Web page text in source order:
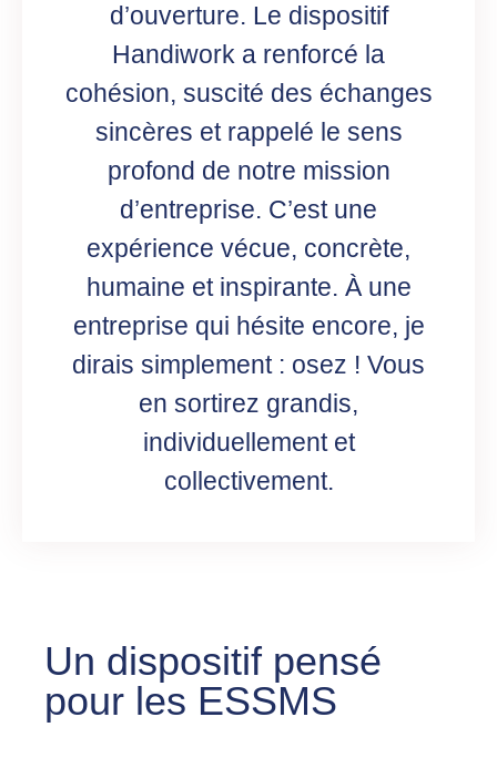
d’ouverture. Le dispositif
Handiwork a renforcé la
cohésion, suscité des échanges
sincères et rappelé le sens
profond de notre mission
d’entreprise. C’est une
expérience vécue, concrète,
humaine et inspirante. À une
entreprise qui hésite encore, je
dirais simplement : osez ! Vous
en sortirez grandis,
individuellement et
collectivement.
Un dispositif pensé
pour les ESSMS